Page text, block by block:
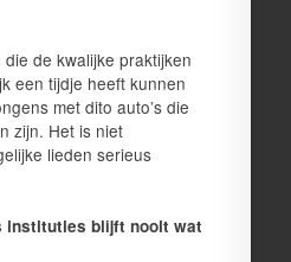
de kwalijke praktijken
een tijdje heeft kunnen
met dito auto’s die
zijn. Het is niet
lieden serieus
instituties blijft nooit wat